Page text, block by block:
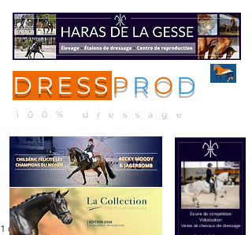
DRESS P R O D
100% dressage
1 déc. 2023